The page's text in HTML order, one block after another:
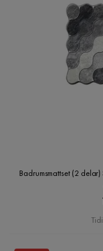
Badrumsmattset (2